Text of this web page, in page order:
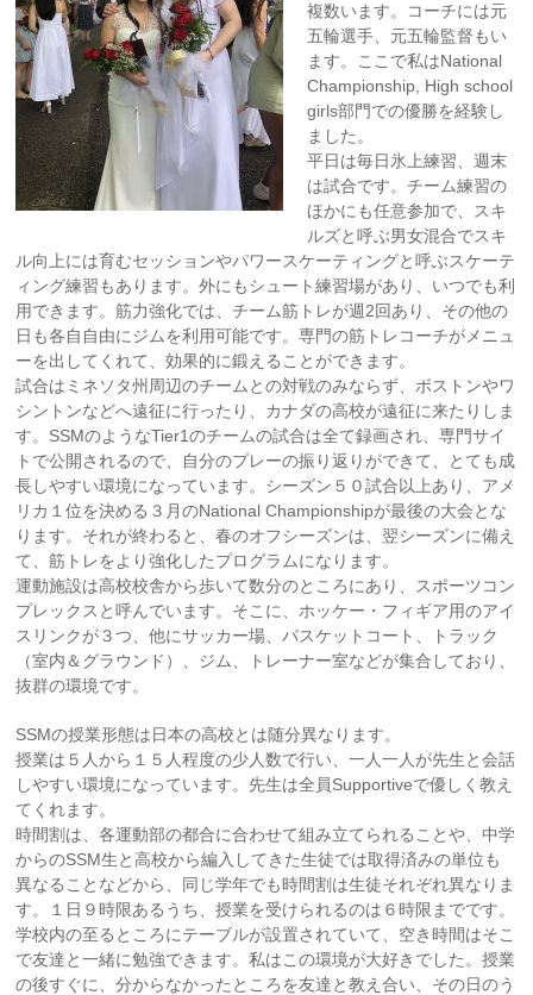
複数います。コーチには元
五輪選手、元五輪監督もい
ます。ここで私はNational
Championship, High school
girls部門での優勝を経験し
ました。
平日は毎日氷上練習、週末
は試合です。チーム練習の
ほかにも任意参加で、スキ
ルズと呼ぶ男女混合でスキ
ル向上には育むセッションやパワースケーティングと呼ぶスケーテ
ィング練習もあります。外にもシュート練習場があり、いつでも利
用できます。筋力強化では、チーム筋トレが週2回あり、その他の
日も各自自由にジムを利用可能です。専門の筋トレコーチがメニュ
ーを出してくれて、効果的に鍛えることができます。
試合はミネソタ州周辺のチームとの対戦のみならず、ボストンやワ
シントンなどへ遠征に行ったり、カナダの高校が遠征に来たりしま
す。SSMのようなTier1のチームの試合は全て録画され、専門サイ
トで公開されるので、自分のプレーの振り返りができて、とても成
長しやすい環境になっています。シーズン５０試合以上あり、アメ
リカ１位を決める３月のNational Championshipが最後の大会とな
ります。それが終わると、春のオフシーズンは、翌シーズンに備え
て、筋トレをより強化したプログラムになります。
運動施設は高校校舎から歩いて数分のところにあり、スポーツコン
プレックスと呼んでいます。そこに、ホッケー・フィギア用のアイ
スリンクが３つ、他にサッカー場、バスケットコート、トラック
（室内＆グラウンド）、ジム、トレーナー室などが集合しており、
抜群の環境です。
SSMの授業形態は日本の高校とは随分異なります。
授業は５人から１５人程度の少人数で行い、一人一人が先生と会話
しやすい環境になっています。先生は全員Supportiveで優しく教え
てくれます。
時間割は、各運動部の都合に合わせて組み立てられることや、中学
からのSSM生と高校から編入してきた生徒では取得済みの単位も
異なることなどから、同じ学年でも時間割は生徒それぞれ異なりま
す。１日９時限あるうち、授業を受けられるのは６時限までです。
学校内の至るところにテーブルが設置されていて、空き時間はそこ
で友達と一緒に勉強できます。私はこの環境が大好きでした。授業
の後すぐに、分からなかったところを友達と教え合い、その日のう